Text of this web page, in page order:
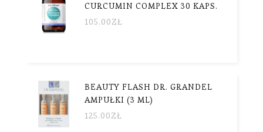
CURCUMIN COMPLEX 30 KAPS.
105.00ZŁ
BEAUTY FLASH DR. GRANDEL
AMPUŁKI (3 ML)
125.00ZŁ